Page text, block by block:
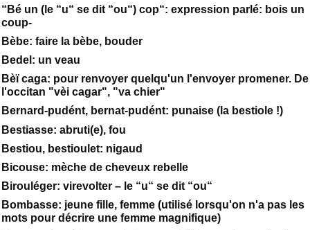
“Bé un (le “u“ se dit “ou“) cop“: expression parlé: bois un
coup-
Bèbe: faire la bèbe, bouder
Bedel: un veau
Bèï caga: pour renvoyer quelqu'un l'envoyer promener. De
l'occitan "vèi cagar", "va chier"
Bernard-pudént, bernat-pudént: punaise (la bestiole !)
Bestiasse: abruti(e), fou
Bestiou, bestioulet: nigaud
Bicouse: mèche de cheveux rebelle
Birouléger: virevolter – le “u“ se dit “ou“
Bombasse: jeune fille, femme (utilisé lorsqu'on n'a pas les
mots pour décrire une femme magnifique)